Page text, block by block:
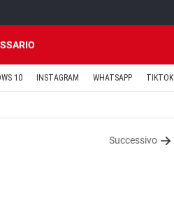
10 INSTAGRAM WHATSAPP TIKTOK
Successivo